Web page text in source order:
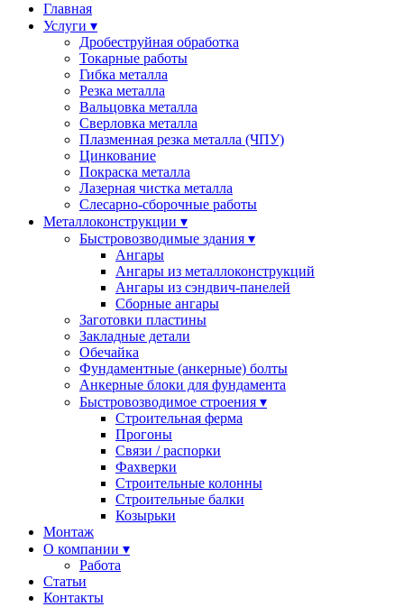
Главная
Услуги ▾
Дробеструйная обработка
Токарные работы
Гибка металла
Резка металла
Вальцовка металла
Сверловка металла
Плазменная резка металла (ЧПУ)
Цинкование
Покраска металла
Лазерная чистка металла
Слесарно-сборочные работы
Металлоконструкции ▾
Быстровозводимые здания ▾
Ангары
Ангары из металлоконструкций
Ангары из сэндвич-панелей
Сборные ангары
Заготовки пластины
Закладные детали
Обечайка
Фундаментные (анкерные) болты
Анкерные блоки для фундамента
Быстровозводимое строения ▾
Строительная ферма
Прогоны
Cвязи / распорки
Фахверки
Строительные колонны
Строительные балки
Козырьки
Монтаж
О компании ▾
Работа
Статьи
Контакты